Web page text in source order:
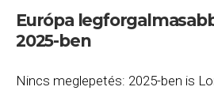
Európa
2025-ben
Nincs meglepetés: 2025-ben is